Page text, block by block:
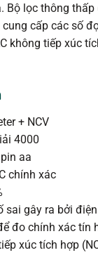
Bộ lọc thông
cấp các số
không tiếp xúc
+ NCV
4000
aa
chính xác
sai gây ra bởi
đo chính xác tín
xúc tích hợp